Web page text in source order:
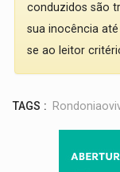
conduzidos são
sua inocência
se ao leitor
TAGS :